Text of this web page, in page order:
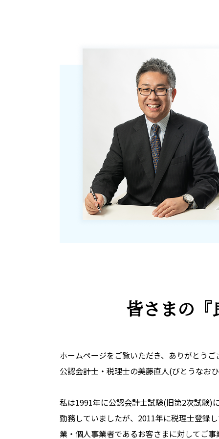
皆さまの
ホームページをご覧いただき、ありがとうご
公認会計士・税理士の美藤直人(びとうなお
私は1991年に公認会計士試験(旧第2次試験)
勤務していましたが、2011年に税理士登録
業・個人事業者であるお客さまに対してご